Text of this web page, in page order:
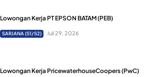
Lowongan Kerja PT EPSON BATAM (PEB)
SARJANA (S1/S2) Juli 29, 2026
Lowongan Kerja PricewaterhouseCoopers (PwC)